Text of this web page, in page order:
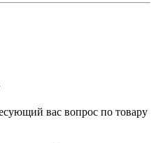
вас вопрос по товару